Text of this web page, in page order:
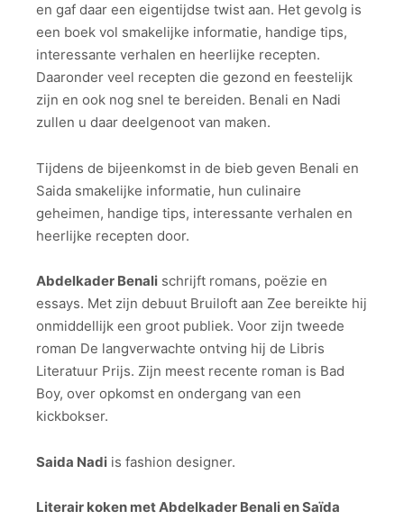
en gaf daar een eigentijdse twist aan. Het gevolg is
een boek vol smakelijke informatie, handige tips,
interessante verhalen en heerlijke recepten.
Daaronder veel recepten die gezond en feestelijk
zijn en ook nog snel te bereiden. Benali en Nadi
zullen u daar deelgenoot van maken.
Tijdens de bijeenkomst in de bieb geven Benali en
Saida smakelijke informatie, hun culinaire
geheimen, handige tips, interessante verhalen en
heerlijke recepten door.
Abdelkader Benali schrijft romans, poëzie en
essays. Met zijn debuut Bruiloft aan Zee bereikte hij
onmiddellijk een groot publiek. Voor zijn tweede
roman De langverwachte ontving hij de Libris
Literatuur Prijs. Zijn meest recente roman is Bad
Boy, over opkomst en ondergang van een
kickbokser.
Saida Nadi is fashion designer.
Literair koken met Abdelkader Benali en Saïda